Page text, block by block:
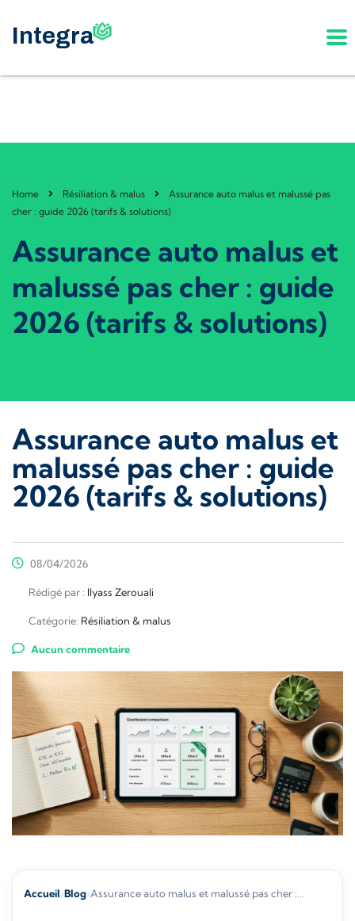
Home Résiliation & malus
Assurance auto malus et malussé pas
cher : guide 2026 (tarifs & solutions)
Assurance auto malus et
malussé pas cher : guide
2026 (tarifs & solutions)
Assurance auto malus et
malussé pas cher : guide
2026 (tarifs & solutions)
08/04/2026
Rédigé par : Ilyass Zerouali
Catégorie: Résiliation & malus
Aucun commentaire
Accueil›Blog›Assurance auto malus et malussé pas cher :…